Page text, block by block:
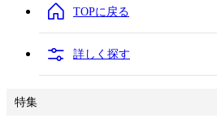
TOPに戻る
詳しく探す
特集